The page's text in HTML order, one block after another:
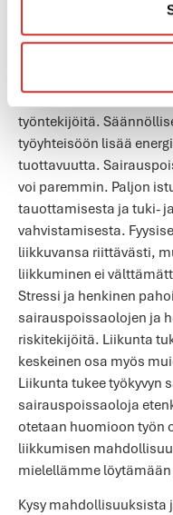
Me Aplicolla
työntekijöitä.
työyhteisöön lisää
tuottavuutta.
voi paremmin. Paljon
tauottamisesta ja tuki-
vahvistamisesta.
liikkuvansa riittävästi,
liikkuminen ei
Stressi ja henkinen
sairauspoissaolojen ja
riskitekijöitä. Liikunta
keskeinen osa myös
Liikunta tukee työkyvyn
sairauspoissaoloja
otetaan huomioon työn
liikkumisen
mielellämme
Kysy mahdollisuuksista